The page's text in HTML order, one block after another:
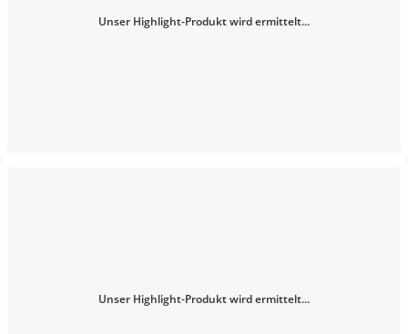
Unser Highlight-Produkt wird ermittelt...
Unser Highlight-Produkt wird ermittelt...